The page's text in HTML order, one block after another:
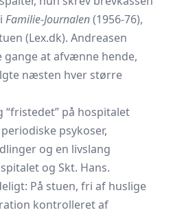
i Familie-Journalen(1956-76),
(Lex.dk). Andreasen
at afvænne hende,
næsten hver større
“fristedet” på hospitalet
psykoser,
og en livslang
og Skt. Hans.
På stuen, fri af huslige
kontrolleret af